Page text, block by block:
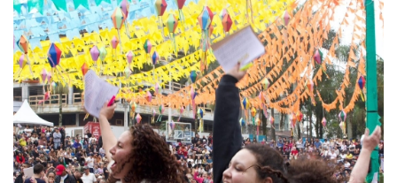
07/08/2026 | 07:00
Prefeitura de Itapema segue com credenciamento aberto para artistas e
produtores culturais
ITAPEMA